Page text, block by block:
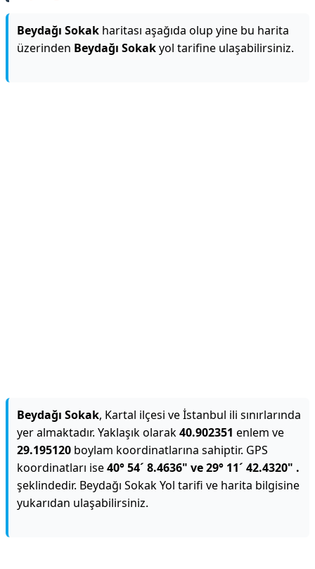
Beydağı Sokak haritası aşağıda olup yine bu harita
üzerinden Beydağı Sokakyol tarifine ulaşabilirsiniz.
Beydağı Sokak, Kartal ilçesi ve İstanbul ili sınırlarında
yer almaktadır. Yaklaşık olarak40.902351 enlem ve
29.195120 boylam koordinatlarına sahiptir. GPS
koordinatları ise40° 54´ 8.4636" ve 29° 11´ 42.4320" .
şeklindedir. Beydağı Sokak Yol tarifi ve harita bilgisine
yukarıdan ulaşabilirsiniz.